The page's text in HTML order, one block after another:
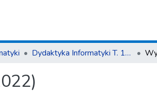
Dydaktyka Informatyki T. 17 (2022)